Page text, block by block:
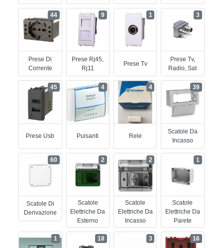
Prese Di
Corrente
44
Prese Rj45,
Rj11
9
Prese Tv
1
Prese Tv,
Radio, Sat
3
Prese Usb
45
Pulsanti
4
Rele
4
Scatole Da
Incasso
39
Scatole Di
Derivazione
60
Scatole
Elettriche Da
Esterno
2
Scatole
Elettriche Da
Incasso
2
Scatole
Elettriche Da
Parete
1
1 18 3 16